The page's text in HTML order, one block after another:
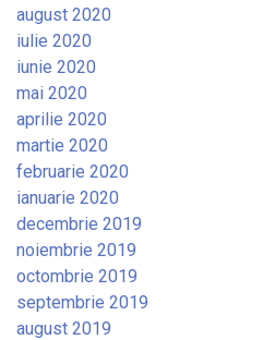
august 2020
iulie 2020
iunie 2020
mai 2020
aprilie 2020
martie 2020
februarie 2020
ianuarie 2020
decembrie 2019
noiembrie 2019
octombrie 2019
septembrie 2019
august 2019